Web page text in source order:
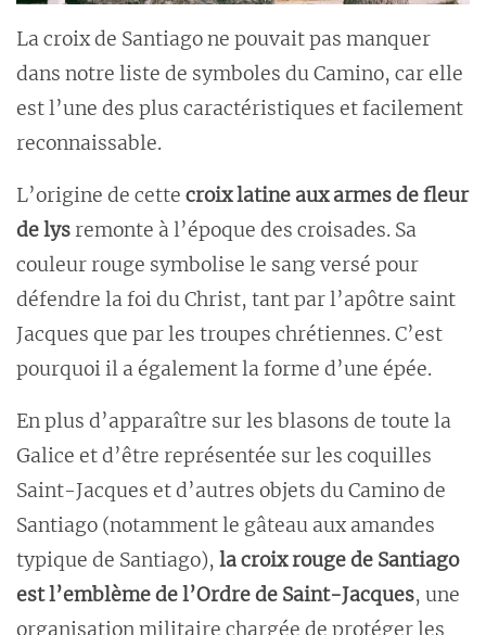
La croix de Santiago ne pouvait pas manquer
dans notre liste de symboles du Camino, car elle
est l’une des plus caractéristiques et facilement
reconnaissable.
L’origine de cette croix latine aux armes de fleur
de lys remonte à l’époque des croisades. Sa
couleur rouge symbolise le sang versé pour
défendre la foi du Christ, tant par l’apôtre saint
Jacques que par les troupes chrétiennes. C’est
pourquoi il a également la forme d’une épée.
En plus d’apparaître sur les blasons de toute la
Galice et d’être représentée sur les coquilles
Saint-Jacques et d’autres objets du Camino de
Santiago (notamment le gâteau aux amandes
typique de Santiago), la croix rouge de Santiago
est l’emblème de l’Ordre de Saint-Jacques, une
organisation militaire chargée de protéger les